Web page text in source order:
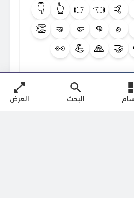
🤙
👈
👉
👆
👇
✊
👊
🤛
🤜
👏
🤝
🙏
💪
👀
البحث العرض